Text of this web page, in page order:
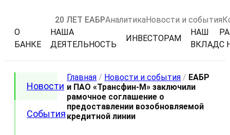
20 ЛЕТ ЕАБРАналитикаНовости и события
О
БАНКЕ
НАША
ДЕЯТЕЛЬНОСТЬ
ИНВЕСТОРАМ
НАШ
ВКЛАДС
Новости
События
Главная / Новости и события / ЕАБР
и ПАО «Трансфин-М» заключили
рамочное соглашение о
предоставлении возобновляемой
кредитной линии